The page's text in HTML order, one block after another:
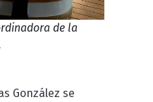
de la
González se